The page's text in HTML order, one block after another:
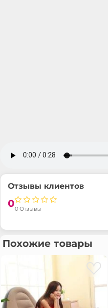
Отзывы клиентов
00 Отзывы
Похожие товары